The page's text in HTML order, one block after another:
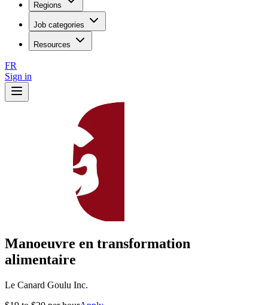
Regions
Job categories
Resources
FR
Sign in
Manoeuvre en transformation
alimentaire
Le Canard Goulu Inc.